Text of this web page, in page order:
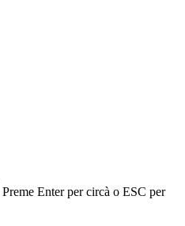
Preme Enter per circà o ESC per